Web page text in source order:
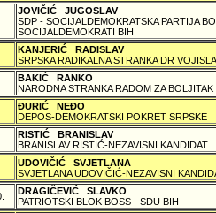
JOVIČIĆ JUGOSLAV
SDP - SOCIJALDEMOKRATSKA PARTIJA
SOCIJALDEMOKRATI BIH
KANJERIĆ RADISLAV
SRPSKA RADIKALNA STRANKA DR
BAKIĆ RANKO
NARODNA STRANKA RADOM ZA BOLJITAK
ÐURIĆ NEÐO
DEPOS-DEMOKRATSKI POKRET SRPSKE
RISTIĆ BRANISLAV
BRANISLAV RISTIĆ-NEZAVISNI KANDIDAT
UDOVIČIĆ SVJETLANA
SVJETLANA UDOVIČIĆ-NEZAVISNI
DRAGIČEVIĆ SLAVKO
PATRIOTSKI BLOK BOSS - SDU BIH